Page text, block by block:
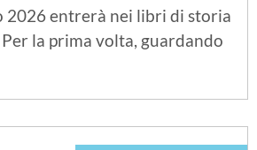
2026 entrerà nei libri di storia
la prima volta, guardando